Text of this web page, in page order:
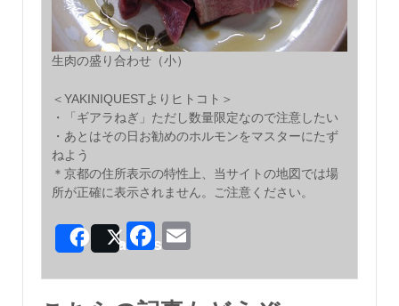
生肉の盛り合わせ（小）
＜YAKINIQUESTよりヒトコト＞
・「ギアラねぎ」ただし数量限定なので注意したい
・あとはその日お勧めのホルモンをマスターにたず
ねよう
＊京都の住所表示の特性上、当サイトの地図では場
所が正確に表示されません。ご注意ください。
SharePostFacebook